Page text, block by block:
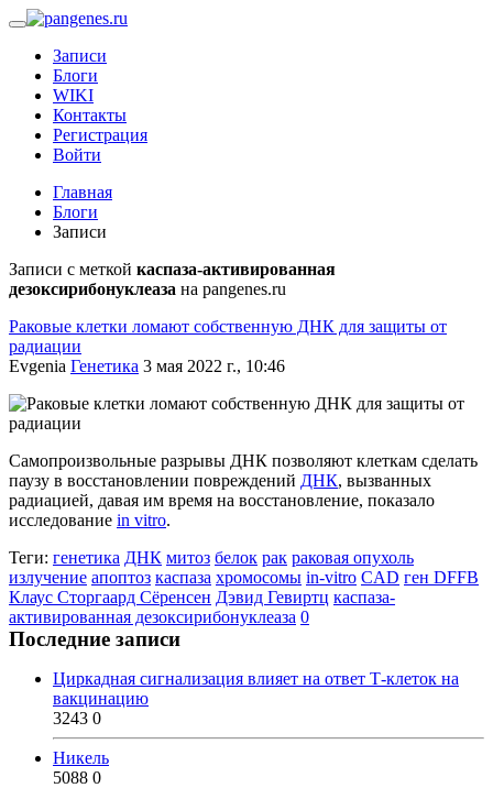
Записи
Блоги
WIKI
Контакты
Регистрация
Войти
Главная
Блоги
Записи
Записи с меткой каспаза-активированная
дезоксирибонуклеаза на pangenes.ru
Раковые клетки ломают собственную ДНК для защиты от
радиации
Evgenia Генетика 3 мая 2022 г., 10:46
Самопроизвольные разрывы ДНК позволяют клеткам сделать
паузу в восстановлении повреждений ДНК, вызванных
радиацией, давая им время на восстановление, показало
исследование in vitro.
Теги: генетика ДНК митоз белок рак раковая опухоль
излучение апоптоз каспаза хромосомы in-vitro CAD ген DFFB
Клаус Сторгаард Сёренсен Дэвид Гевиртц каспаза-
активированная дезоксирибонуклеаза 0
Последние записи
Циркадная сигнализация влияет на ответ Т-клеток на
вакцинацию
3243 0
Никель
5088 0